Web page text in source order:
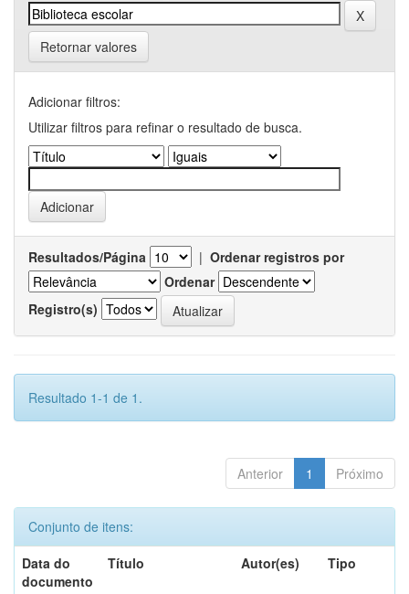
Retornar valores
Adicionar filtros:
Utilizar filtros para refinar o resultado de busca.
Resultados/Página | Ordenar registros por
Ordenar
Registro(s)
Resultado 1-1 de 1.
Anterior 1 Próximo
Conjunto de itens:
Data do
documento
Título Autor(es) Tipo